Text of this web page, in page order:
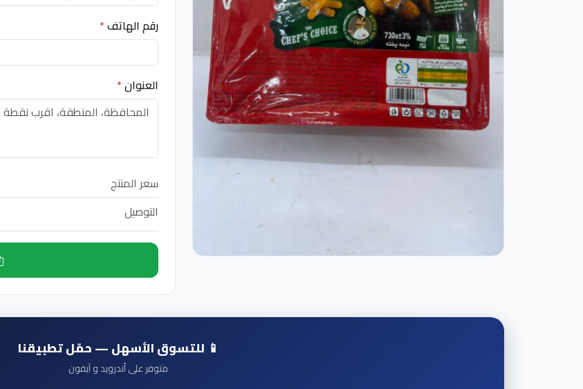
رقم الهاتف*
العنوان*
سعر المنتج
التوصيل
📱 للتسوق الأسهل — حمّل تطبيقنا
متوفر على أندرويد و آيفون